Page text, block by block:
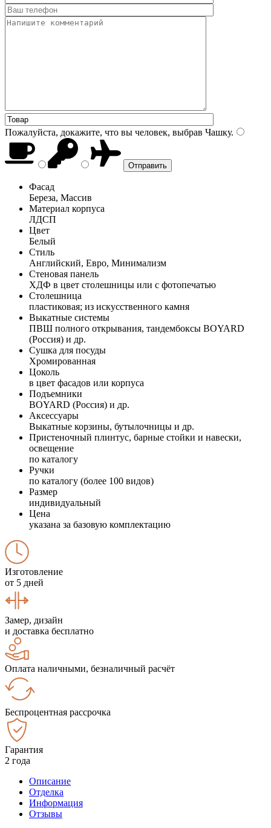
Пожалуйста, докажите, что вы человек, выбрав Чашку.
Фасад
Береза, Массив
Материал корпуса
ЛДСП
Цвет
Белый
Стиль
Английский, Евро, Минимализм
Стеновая панель
ХДФ в цвет столешницы или с фотопечатью
Столешница
пластиковая; из искусственного камня
Выкатные системы
ПВШ полного открывания, тандембоксы BOYARD
(Россия) и др.
Сушка для посуды
Хромированная
Цоколь
в цвет фасадов или корпуса
Подъемники
BOYARD (Россия) и др.
Аксессуары
Выкатные корзины, бутылочницы и др.
Пристеночный плинтус, барные стойки и навески,
освещение
по каталогу
Ручки
по каталогу (более 100 видов)
Размер
индивидуальный
Цена
указана за базовую комплектацию
Изготовление
от 5 дней
Замер, дизайн
и доставка бесплатно
Оплата наличными, безналичный расчёт
Беспроцентная рассрочка
Гарантия
2 года
Описание
Отделка
Информация
Отзывы